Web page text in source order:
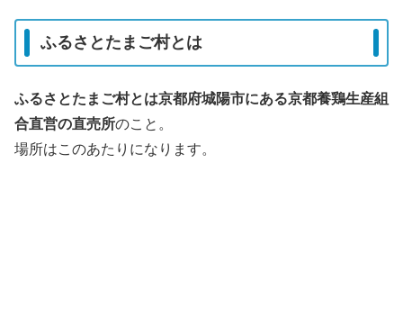
ふるさとたまご村とは
ふるさとたまご村とは京都府城陽市にある京都養鶏生産組
合直営の直売所のこと。
場所はこのあたりになります。